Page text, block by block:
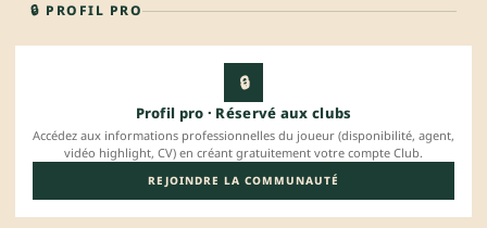
🔒 PROFIL PRO
🔒
Profil pro · Réservé aux clubs
Accédez aux informations professionnelles du joueur (disponibilité, agent,
vidéo highlight, CV) en créant gratuitement votre compte Club.
REJOINDRE LA COMMUNAUTÉ